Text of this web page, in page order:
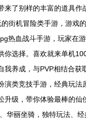
来了别样的丰富的道具
街机冒险类手游，游戏
血战斗手游，玩家在游
你选择。喜欢就来单机
我养成，与PVP相结合获
类竞技手游，经典玩法
升级，带你体验最棒的
华丽坐骑，独特玩法、经